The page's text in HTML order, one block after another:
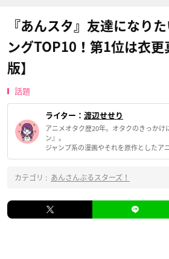
『あんスタ』友達になり
ングTOP10！第1位は衣
版】
話題
ライター： 渡辺せせり
アニメオタク歴20年。オタクのきっかけ
ン』。
ジャンプ系の漫画やそれを原作としたア
カテゴリ : あんさんぶるスターズ！